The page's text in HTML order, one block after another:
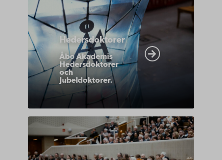
Hedersdoktorer
Åbo Akademis
Hedersdoktorer
och
Jubeldoktorer.
abo-
akademi/akademiska-
traditioner/tidigare-
promotion/abo-
akademis-
hedersdoktorer/
https://www.abo.fi/om-
abo-
akademi/akademiska-